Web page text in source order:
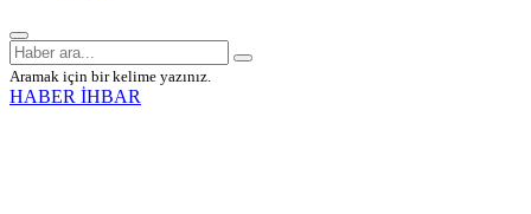
Aramak için bir kelime yazınız.
HABER İHBAR